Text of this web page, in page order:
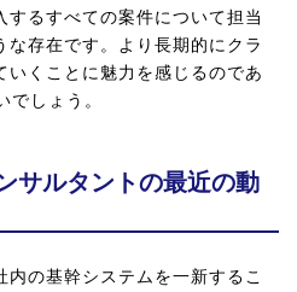
するすべての案件について担当
存在です。より長期的にクラ
いくことに魅力を感じるのであ
でしょう。
サルタントの最近の動
の基幹システムを一新するこ